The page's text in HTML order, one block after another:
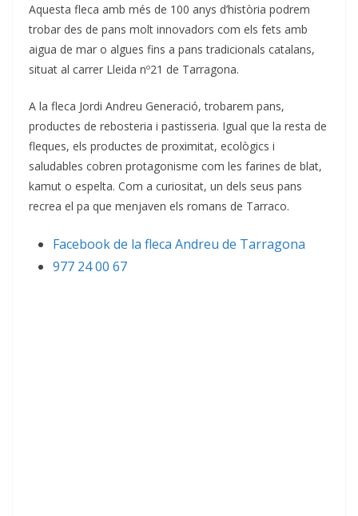
Aquesta fleca amb més de 100 anys d’història podrem
trobar des de pans molt innovadors com els fets amb
aigua de mar o algues fins a pans tradicionals catalans,
situat al carrer Lleida nº21 de Tarragona.
A la fleca Jordi Andreu Generació, trobarem pans,
productes de rebosteria i pastisseria. Igual que la resta de
fleques, els productes de proximitat, ecològics i
saludables cobren protagonisme com les farines de blat,
kamut o espelta. Com a curiositat, un dels seus pans
recrea el pa que menjaven els romans de Tarraco.
Facebook de la fleca Andreu de Tarragona
977 24 00 67